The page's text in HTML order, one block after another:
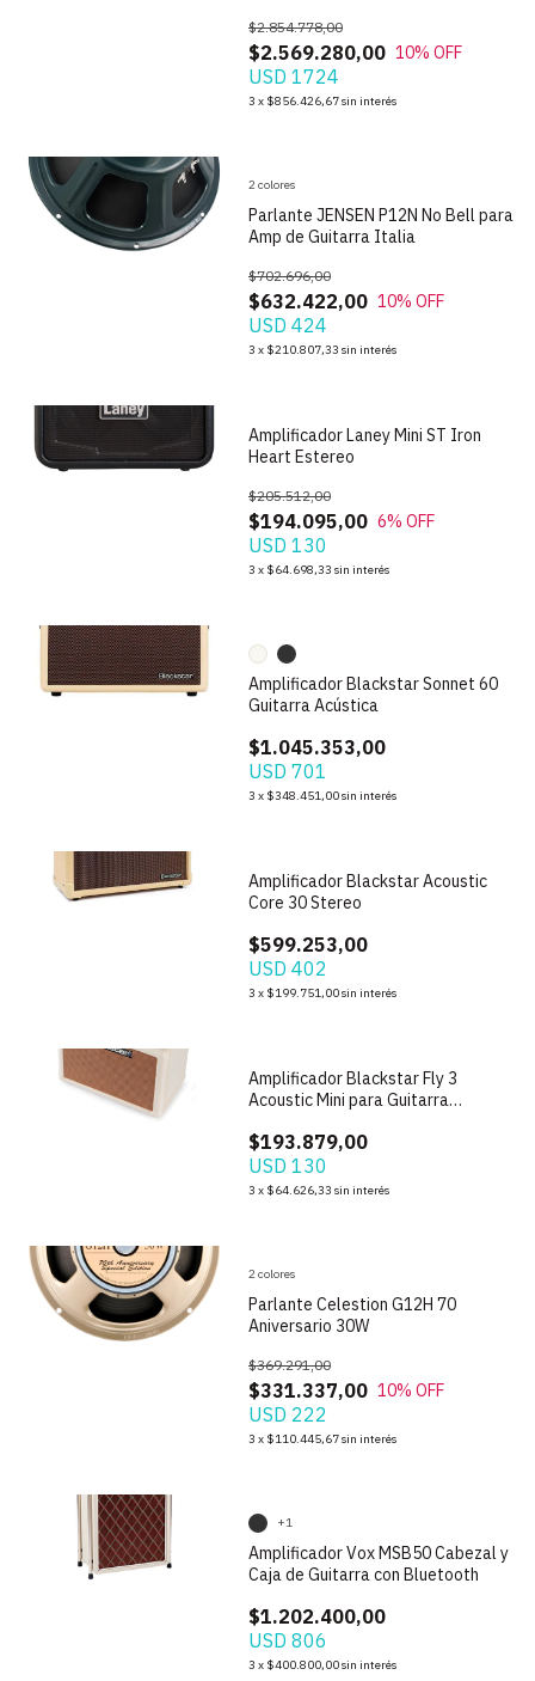
$2.569.280,00
$2.854.778,00
10% OFF
USD 1724
3 x $856.426,67sin interés
Parlante JENSEN P12N No Bell para
Amp de Guitarra Italia
$632.422,00
$702.696,00
10% OFF
USD 424
3 x $210.807,33 sin interés
2 colores
Amplificador Laney Mini ST Iron
Heart Estereo
$194.095,00
$205.512,00
6% OFF
USD 130
3 x $64.698,33 sin interés
Amplificador Blackstar Sonnet 60
Guitarra Acústica
$1.045.353,00
USD 701
3 x $348.451,00sin interés
Amplificador Blackstar Acoustic
Core 30 Stereo
$599.253,00
USD 402
3 x $199.751,00sin interés
Amplificador Blackstar Fly 3
Acoustic Mini para Guitarra
$193.879,00
USD 130
3 x $64.626,33 sin interés
Parlante Celestion G12H 70
Aniversario 30W
$331.337,00
$369.291,00
10% OFF
USD 222
3 x $110.445,67sin interés
2 colores
Amplificador Vox MSB50 Cabezal y
Caja de Guitarra con Bluetooth
$1.202.400,00
USD 806
3 x $400.800,00sin interés
+1